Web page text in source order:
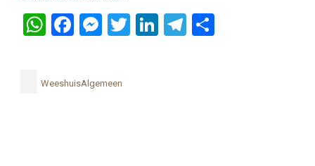
WhatsApp
Facebook
Messenger
Twitter
LinkedIn
Telegram
WeeshuisAlgemeen